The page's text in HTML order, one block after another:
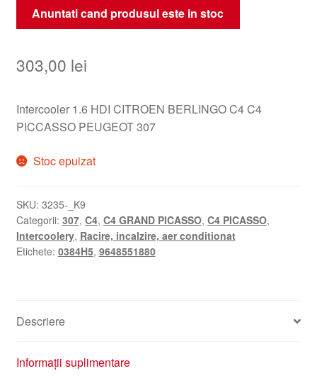
Anuntati cand produsul este in stoc
303,00 lei
Intercooler 1.6 HDI CITROEN BERLINGO C4 C4
PICCASSO PEUGEOT 307
Stoc epuizat
SKU: 3235-_K9
Categorii: 307, C4, C4 GRAND PICASSO, C4 PICASSO,
Intercoolery, Racire, incalzire, aer conditionat
Etichete: 0384H5, 9648551880
Descriere
Informații suplimentare